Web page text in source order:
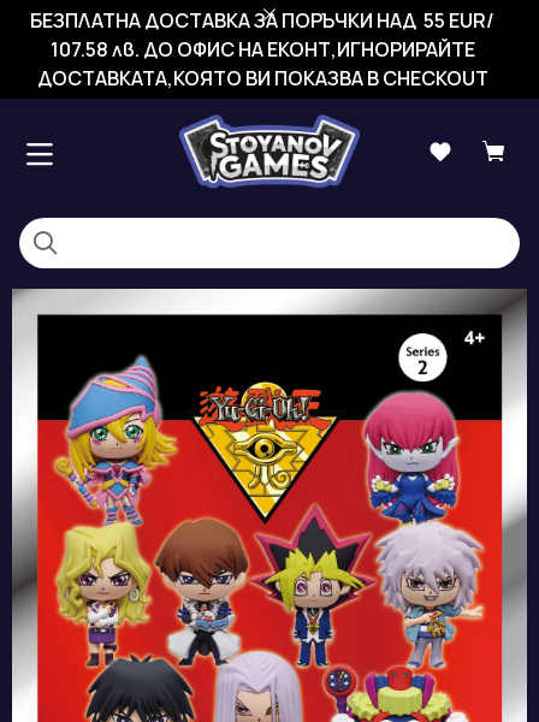
БЕЗПЛАТНА ДОСТАВКА ЗА ПОРЪЧКИ НАД 55 EUR/
107.58 лв. ДО ОФИС НА ЕКОНТ,ИГНОРИРАЙТЕ
ДОСТАВКАТА,КОЯТО ВИ ПОКАЗВА В CHECKOUT